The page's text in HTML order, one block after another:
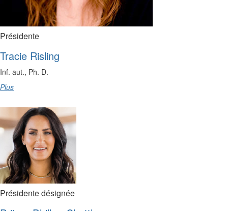
Présidente
Tracie Risling
Inf. aut., Ph. D.
Plus
Présidente désignée